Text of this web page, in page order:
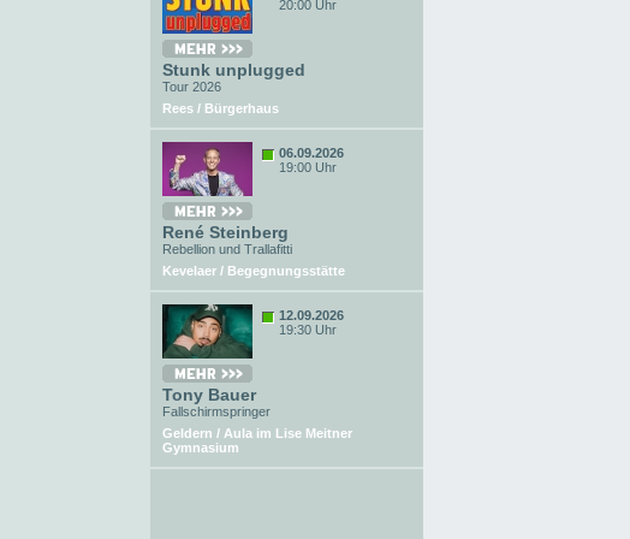
20:00 Uhr
Stunk unplugged
Tour 2026
Rees / Bürgerhaus
06.09.2026
19:00 Uhr
René Steinberg
Rebellion und Trallafitti
Kevelaer / Begegnungsstätte
12.09.2026
19:30 Uhr
Tony Bauer
Fallschirmspringer
Geldern / Aula im Lise Meitner
Gymnasium